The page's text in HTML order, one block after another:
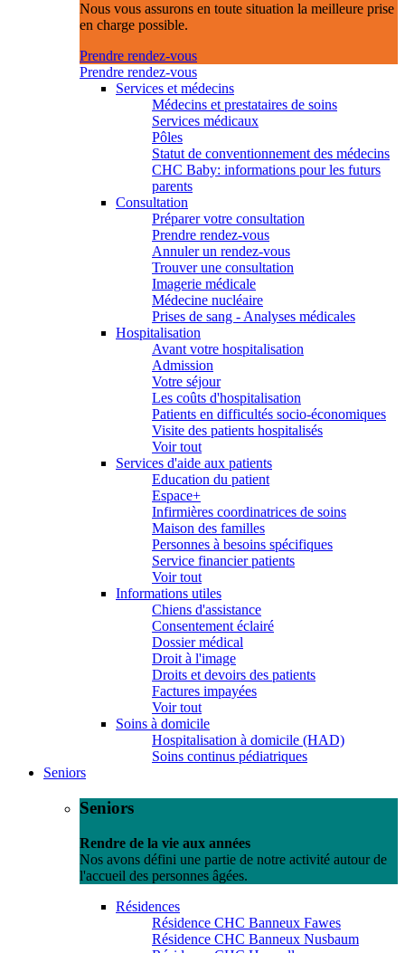
Nous vous assurons en toute situation la meilleure prise
en charge possible.
Prendre rendez-vous
Prendre rendez-vous
Services et médecins
Médecins et prestataires de soins
Services médicaux
Pôles
Statut de conventionnement des médecins
CHC Baby: informations pour les futurs
parents
Consultation
Préparer votre consultation
Prendre rendez-vous
Annuler un rendez-vous
Trouver une consultation
Imagerie médicale
Médecine nucléaire
Prises de sang - Analyses médicales
Hospitalisation
Avant votre hospitalisation
Admission
Votre séjour
Les coûts d'hospitalisation
Patients en difficultés socio-économiques
Visite des patients hospitalisés
Voir tout
Services d'aide aux patients
Education du patient
Espace+
Infirmières coordinatrices de soins
Maison des familles
Personnes à besoins spécifiques
Service financier patients
Voir tout
Informations utiles
Chiens d'assistance
Consentement éclairé
Dossier médical
Droit à l'image
Droits et devoirs des patients
Factures impayées
Voir tout
Soins à domicile
Hospitalisation à domicile (HAD)
Soins continus pédiatriques
Seniors
Seniors
Rendre de la vie aux années
Nos avons défini une partie de notre activité autour de
l'accueil des personnes âgées.
Résidences
Résidence CHC Banneux Fawes
Résidence CHC Banneux Nusbaum